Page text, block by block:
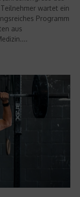
wartet ein
Programm
aus